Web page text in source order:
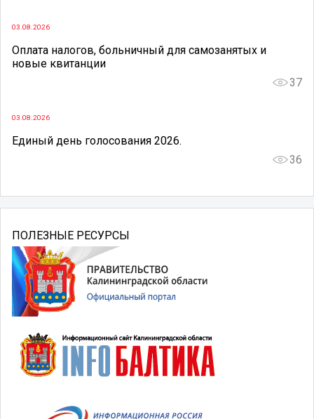
03.08.2026
Оплата налогов, больничный для самозанятых и
новые квитанции
37
03.08.2026
Единый день голосования 2026.
36
ПОЛЕЗНЫЕ РЕСУРСЫ